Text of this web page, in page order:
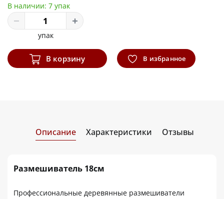
В наличии: 7 упак
упак
В корзину В избранное
Описание Характеристики Отзывы
Размешиватель 18см
Профессиональные деревянные размешиватели